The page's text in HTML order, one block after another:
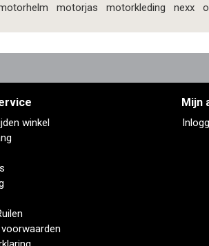
motorjas motorkleding nexx
winkel
Mijn